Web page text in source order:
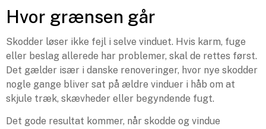
Hvor grænsen går
Skodder løser ikke fejl i selve vinduet. Hvis karm, fuge
eller beslag allerede har problemer, skal de rettes først.
Det gælder især i danske renoveringer, hvor nye skodder
nogle gange bliver sat på ældre vinduer i håb om at
skjule træk, skævheder eller begyndende fugt.
Det gode resultat kommer, når skodde og vindue